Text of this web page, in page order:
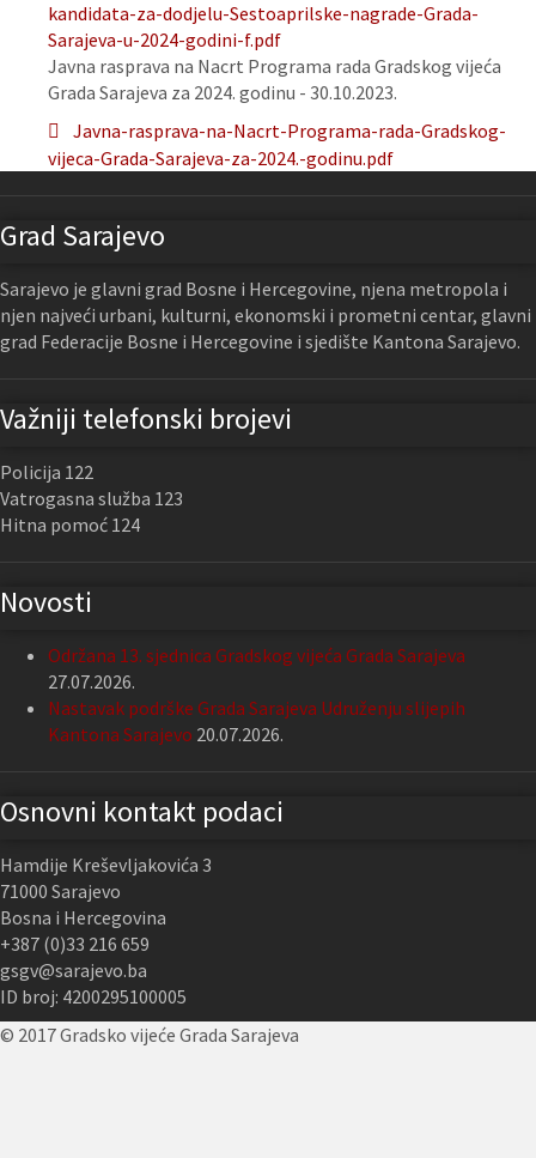
kandidata-za-dodjelu-Sestoaprilske-nagrade-Grada-
Sarajeva-u-2024-godini-f.pdf
Javna rasprava na Nacrt Programa rada Gradskog vijeća
Grada Sarajeva za 2024. godinu - 30.10.2023.
Javna-rasprava-na-Nacrt-Programa-rada-Gradskog-
vijeca-Grada-Sarajeva-za-2024.-godinu.pdf
Grad Sarajevo
Sarajevo je glavni grad Bosne i Hercegovine, njena metropola i
njen najveći urbani, kulturni, ekonomski i prometni centar, glavni
grad Federacije Bosne i Hercegovine i sjedište Kantona Sarajevo.
Važniji telefonski brojevi
Policija 122
Vatrogasna služba 123
Hitna pomoć 124
Novosti
Održana 13. sjednica Gradskog vijeća Grada Sarajeva
27.07.2026.
Nastavak podrške Grada Sarajeva Udruženju slijepih
Kantona Sarajevo 20.07.2026.
Osnovni kontakt podaci
Hamdije Kreševljakovića 3
71000 Sarajevo
Bosna i Hercegovina
+387 (0)33 216 659
gsgv@sarajevo.ba
ID broj: 4200295100005
© 2017 Gradsko vijeće Grada Sarajeva